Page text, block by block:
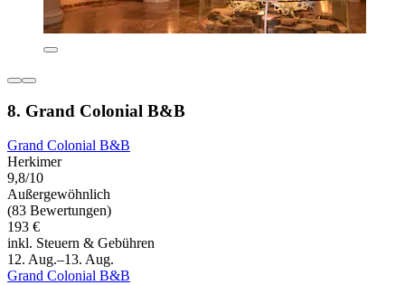
8. Grand Colonial B&B
Grand Colonial B&B
Herkimer
9,8/10
Außergewöhnlich
(83 Bewertungen)
193 €
inkl. Steuern & Gebühren
12. Aug.–13. Aug.
Grand Colonial B&B